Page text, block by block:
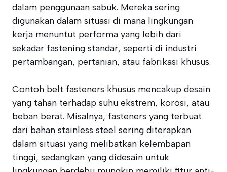
dalam penggunaan sabuk. Mereka sering
digunakan dalam situasi di mana lingkungan
kerja menuntut performa yang lebih dari
sekadar fastening standar, seperti di industri
pertambangan, pertanian, atau fabrikasi khusus.
Contoh belt fasteners khusus mencakup desain
yang tahan terhadap suhu ekstrem, korosi, atau
beban berat. Misalnya, fasteners yang terbuat
dari bahan stainless steel sering diterapkan
dalam situasi yang melibatkan kelembapan
tinggi, sedangkan yang didesain untuk